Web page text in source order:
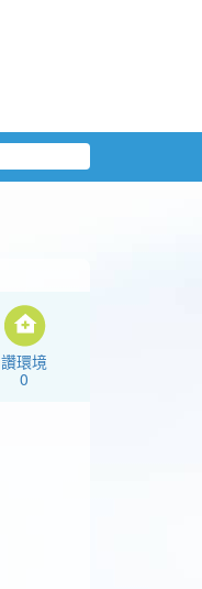
讚環境
0